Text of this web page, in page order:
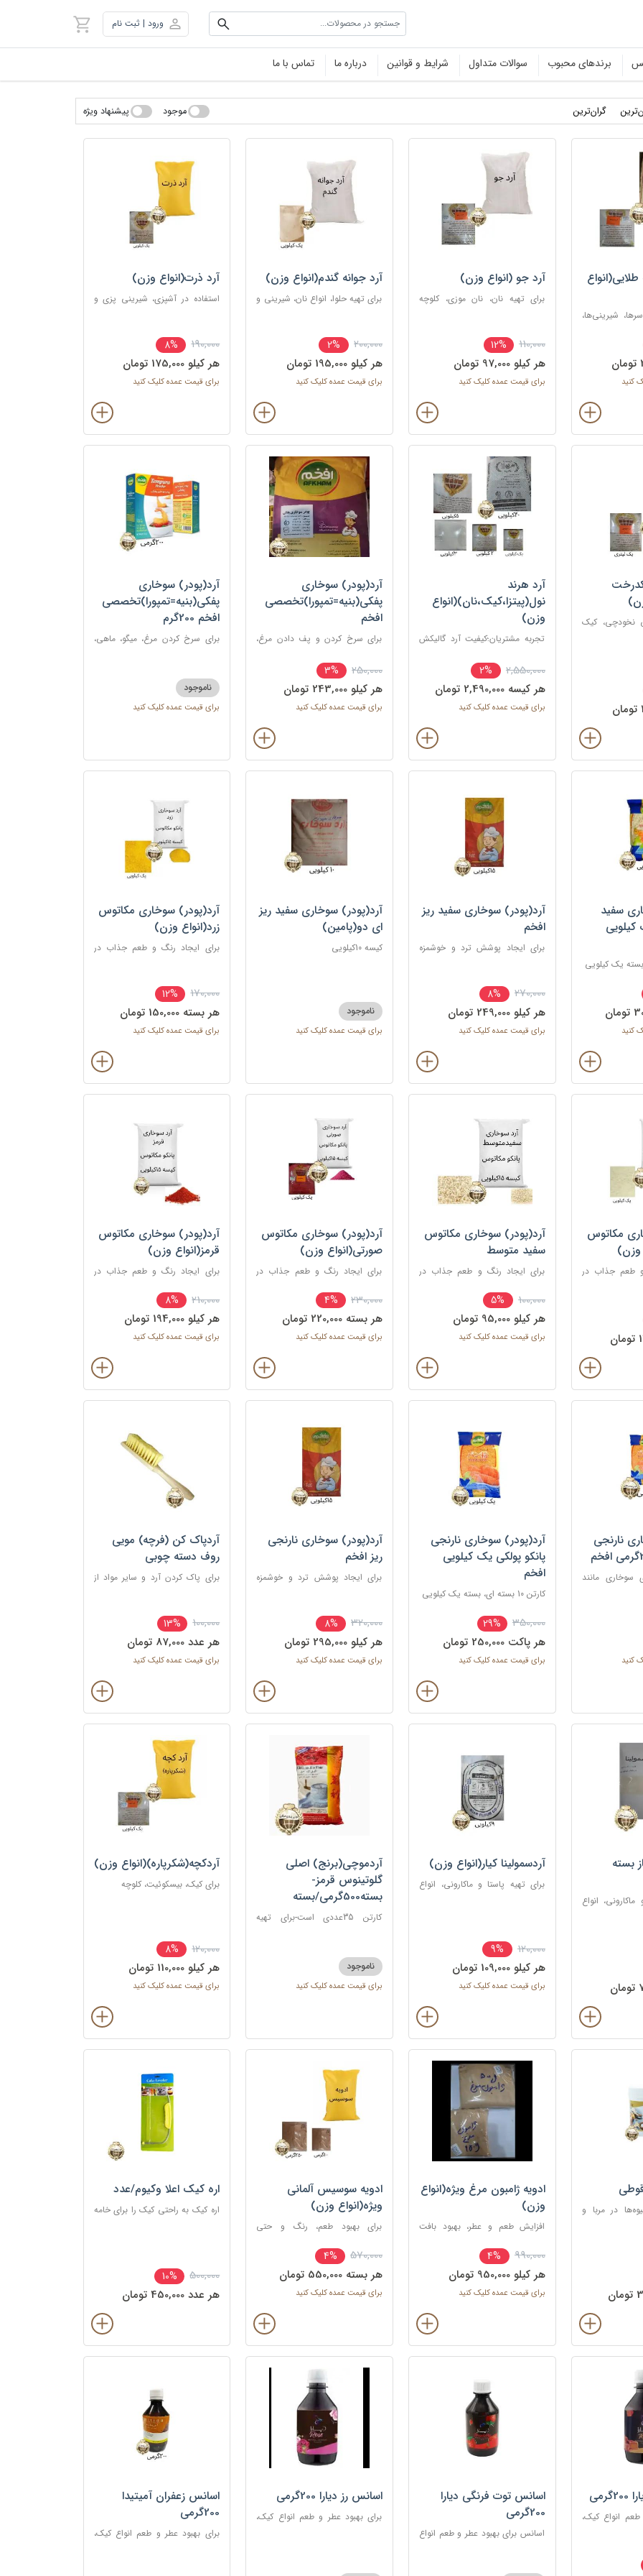
جستجو در محصولات... ورود | ثبت نام
برندهای محبوب سوالات متداول شرایط و قوانین درباره ما تماس با ما
گران‌ترین موجود پیشنهاد ویژه
شیرینی‌ها،
کنید
آرد جو (انواع وزن)
برای تهیه نان، نان موزی، کلوچه
110,000
12%
هر کيلو 97,000 تومان
برای قیمت عمده کلیک کنید
آرد جوانه گندم(انواع وزن)
برای تهیه حلوا، انواع نان، شیرینی‌ و
200,000
2%
هر کيلو 195,000 تومان
برای قیمت عمده کلیک کنید
آرد ذرت(انواع وزن)
استفاده در آشپزی، شیرینی پزی و
190,000
8%
هر کيلو 175,000 تومان
برای قیمت عمده کلیک کنید
نخودچی، کیک
آرد هرند
نول(پیتزا،کیک،نان)(انواع
وزن)
تجربه مشتریان؛کیفیت آرد گالیکش
قیمت
2,550,000
2%
هر کيسه 2,490,000 تومان
برای قیمت عمده کلیک کنید
آرد(پودر) سوخاری
پفکی(بنیه=تمپورا)تخصصی
افخم
برای سرخ کردن و پف دادن مرغ،
250,000
3%
هر کيلو 243,000 تومان
برای قیمت عمده کلیک کنید
آرد(پودر) سوخاری
پفکی(بنیه=تمپورا)تخصصی
افخم 200گرم
برای سرخ کردن مرغ، میگو، ماهی،
ناموجود
برای قیمت عمده کلیک کنید
سفید
کیلویی
کنید
آرد(پودر) سوخاری سفید ریز
افخم
برای ایجاد پوشش ترد و خوشمزه
270,000
8%
هر کيلو 249,000 تومان
برای قیمت عمده کلیک کنید
آرد(پودر) سوخاری سفید ریز
ای دو(پامین)
کیسه 10کیلویی
ناموجود
برای قیمت عمده کلیک کنید
آرد(پودر) سوخاری مکاتوس
زرد(انواع وزن)
برای ایجاد رنگ و طعم جذاب در
می شود.
170,000
12%
هر بسته 150,000 تومان
برای قیمت عمده کلیک کنید
مکاتوس
وزن)
طعم جذاب در
آرد(پودر) سوخاری مکاتوس
سفید متوسط
برای ایجاد رنگ و طعم جذاب در
ناگت ها، مرغ، ماهی و میگو استفاده
می شود.
100,000
5%
هر کيلو 95,000 تومان
برای قیمت عمده کلیک کنید
آرد(پودر) سوخاری مکاتوس
صورتی(انواع وزن)
برای ایجاد رنگ و طعم جذاب در
ناگت ها، مرغ، ماهی و میگو استفاده
می شود.
230,000
4%
هر بسته 220,000 تومان
برای قیمت عمده کلیک کنید
آرد(پودر) سوخاری مکاتوس
قرمز(انواع وزن)
برای ایجاد رنگ و طعم جذاب در
ناگت ها، مرغ، ماهی و میگو استفاده
می شود.
210,000
8%
هر کيلو 194,000 تومان
برای قیمت عمده کلیک کنید
نارنجی
سوخاری مانند
کنید
آرد(پودر) سوخاری نارنجی
پانکو پولکی یک کیلویی
افخم
کارتن 10 بسته ای، بسته یک کیلویی
350,000
29%
هر پاکت 250,000 تومان
برای قیمت عمده کلیک کنید
آرد(پودر) سوخاری نارنجی
ریز افخم
برای ایجاد پوشش ترد و خوشمزه
320,000
8%
هر کيلو 295,000 تومان
برای قیمت عمده کلیک کنید
آردپاک کن (فرچه) مویی
روف دسته چوبی
برای پاک کردن آرد و سایر مواد از
100,000
13%
هر عدد 87,000 تومان
برای قیمت عمده کلیک کنید
بسته
انواع
آردسمولینا کیار(انواع وزن)
برای تهیه پاستا و ماکارونی، انواع
120,000
9%
هر کيلو 109,000 تومان
برای قیمت عمده کلیک کنید
آردموچی(برنج) اصلی
گلوتینوس قرمز-
بسته500گرمی/بسته
کارتن 35عددی است-برای تهیه
ناموجود
برای قیمت عمده کلیک کنید
آردکچه(شکرپاره)(انواع وزن)
برای کیک، بیسکوئیت، کلوچه
120,000
8%
هر کيلو 110,000 تومان
برای قیمت عمده کلیک کنید
در مربا و
ادویه ژامبون مرغ ویژه(انواع
وزن)
افزایش طعم و عطر، بهبود بافت
گوشت
990,000
4%
هر کيلو 950,000 تومان
برای قیمت عمده کلیک کنید
ادویه سوسیس آلمانی
ویژه(انواع وزن)
برای بهبود طعم، رنگ و حتی
570,000
4%
هر بسته 550,000 تومان
برای قیمت عمده کلیک کنید
اره کیک اعلا وکیوم/عدد
اره کیک به راحتی کیک را برای خامه
500,000
10%
هر عدد 450,000 تومان
انواع کیک،
اسانس توت فرنگی دیارا
200گرمی
اسانس برای بهبود عطر و طعم انواع
اسانس رز دیارا 200گرمی
برای بهبود عطر و طعم انواع کیک،
اسانس زعفران آمیتیدا
200گرمی
برای بهبود عطر و طعم انواع کیک،